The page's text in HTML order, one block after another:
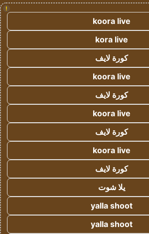
!
koora live
kora live
كورة لايف
koora live
كورة لايف
koora live
كورة لايف
koora live
كورة لايف
يلا شوت
yalla shoot
yalla shoot